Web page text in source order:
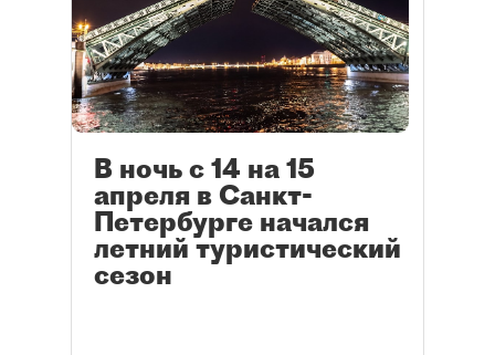
В ночь с 14 на 15
апреля в Санкт-
Петербурге начался
летний туристический
сезон